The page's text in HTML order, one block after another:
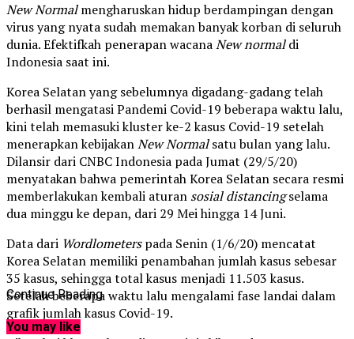
New Normalmengharuskan hidup berdampingan dengan
virus yang nyata sudah memakan banyak korban di seluruh
dunia. Efektifkah penerapan wacanaNew normaldi
Indonesia saat ini.
Korea Selatan yang sebelumnya digadang-gadang telah
berhasil mengatasi Pandemi Covid-19 beberapa waktu lalu,
kini telah memasuki kluster ke-2 kasus Covid-19 setelah
menerapkan kebijakanNewNormalsatu bulan yang lalu.
Dilansir dari CNBC Indonesia pada Jumat (29/5/20)
menyatakan bahwa pemerintah Korea Selatan secara resmi
memberlakukan kembali aturan sosial distancingselama
dua minggu ke depan, dari 29 Mei hingga 14 Juni.
Data dari Wordlometerspada Senin (1/6/20) mencatat
Korea Selatan memiliki penambahan jumlah kasus sebesar
35 kasus, sehingga total kasus menjadi 11.503 kasus.
Setelah beberapa waktu lalu mengalami fase landai dalam
grafik jumlah kasus Covid-19.
Continue Reading
You may like